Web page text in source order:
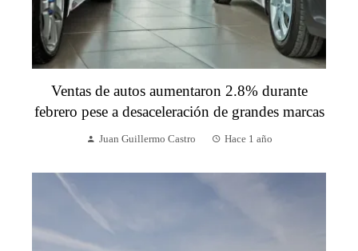
Ventas de autos aumentaron 2.8% durante
febrero pese a desaceleración de grandes marcas
Juan Guillermo Castro Hace 1 año